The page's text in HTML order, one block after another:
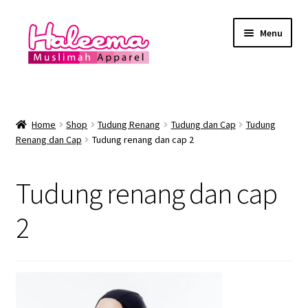
Skip
navigation
Skip
content
Menu
Lokasi Kedai
Baju Renang Muslimah
Expand
Baju Renang Lelaki
Baju Renang Kanak2 Lelaki
Home Shop Tudung Renang Tudung dan Cap
Tudung
Renang dan Cap
Tudung renang dan cap 2
Tudung renang dan cap
2